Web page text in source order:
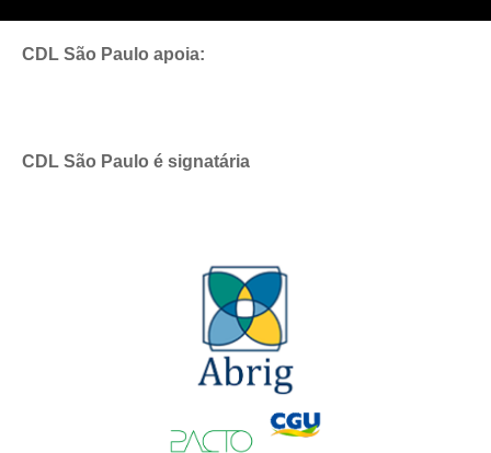
CDL São Paulo apoia:
CDL São Paulo é signatária